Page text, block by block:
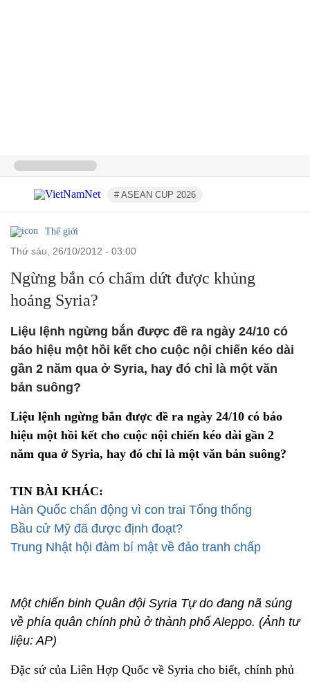
# ASEAN CUP 2026
Thế giới
thứ sáu, 26/10/2012 - 03:00
Ngừng bắn có chấm dứt được khủng
hoảng Syria?
Liệu lệnh ngừng bắn được đề ra ngày 24/10 có
báo hiệu một hồi kết cho cuộc nội chiến kéo dài
gần 2 năm qua ở Syria, hay đó chỉ là một văn
bản suông?
Liệu lệnh ngừng bắn được đề ra ngày 24/10 có báo
hiệu một hồi kết cho cuộc nội chiến kéo dài gần 2
năm qua ở Syria, hay đó chỉ là một văn bản suông?
TIN BÀI KHÁC:
Hàn Quốc chấn động vì con trai Tổng thống
Bầu cử Mỹ đã được định đoạt?
Trung Nhật hội đàm bí mật về đảo tranh chấp
Một chiến binh Quân đội Syria Tự do đang nã súng
về phía quân chính phủ ở thành phố Aleppo. (Ảnh tư
liệu: AP)
Đặc sứ của Liên Hợp Quốc về Syria cho biết, chính phủ